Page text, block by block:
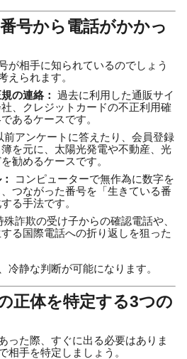
号から電話がかかっ
が相手に知られているのでしょう
えられます。
の連絡： 過去に利用した通販サイ
、クレジットカードの不正利用確
あるケースです。
前アンケートに答えたり、会員登録
を元に、太陽光発電や不動産、光
勧めるケースです。
コンピューターで無作為に数字を
つながった番号を「生きている番
る手法です。
殊詐欺の受け子からの確認電話や、
る国際電話への折り返しを狙った
冷静な判断が可能になります。
正体を特定する3つの
った際、すぐに出る必要はありま
相手を特定しましょう。